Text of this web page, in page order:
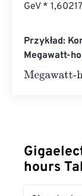
GeV *
Przykład:
Megawatt-
Megawatt-
hours